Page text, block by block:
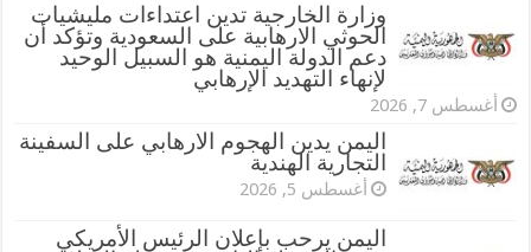
وزارة الخارجية تدين اعتداءات مليشيات
الحوثي الارهابية على السعودية وتؤكد أن
دعم الدولة اليمنية هو السبيل الوحيد
لإنهاء التهديد الإرهابي
أغسطس 7, 2026
اليمن يدين الهجوم الارهابي على السفينة
التجارية الهندية
أغسطس 5, 2026
اليمن يرحب بإعلان الرئيس الأمريكي